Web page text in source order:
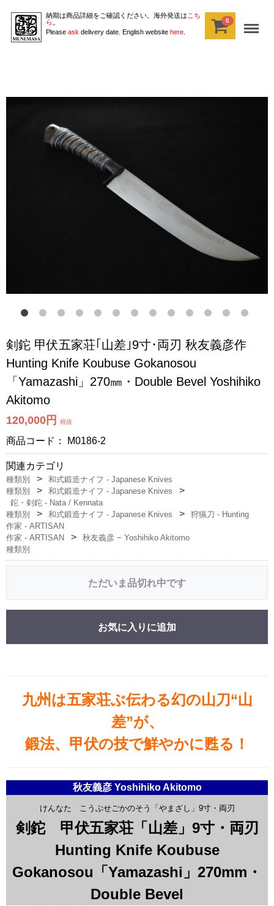
納期は商品詳細をご確認ください。海外発送は こち
ら 。
Please ask delivery date. English website here
0 Menu
剣鉈 甲伏五家荘｢山差｣9寸･両刃 秋友義彦作
Hunting Knife Koubuse Gokanosou
「Yamazashi」270㎜・Double Bevel Yoshihiko
Akitomo
120,000円 税抜
商品コード： M0186-2
関連カテゴリ
種類別
和式鍛造ナイフ - Japanese Knives
種類別
和式鍛造ナイフ - Japanese Knives
鉈・剣鉈 - Nata / Kennata
種類別
和式鍛造ナイフ - Japanese Knives
狩猟刀 - Hunting
作家 - ARTISAN
作家 - ARTISAN
秋友義彦 − Yoshihiko Akitomo
種類別
ただいま品切れ中です
お気に入りに追加
九州は五家荘ぶ伝わる幻の山刀“山
差”が、
鍛法、甲伏の技で鮮やかに甦る！
秋友義彦 Yoshihiko Akitomo
けんなた こうぶせごかのそう「やまざし」9寸・両刃
剣鉈 甲伏五家荘「山差」9寸・両刃
Hunting Knife Koubuse
Gokanosou「Yamazashi」270mm・
Double Bevel